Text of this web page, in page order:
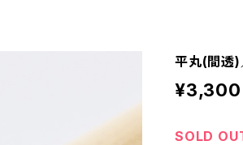
平丸(間透
¥3,300
SOLD